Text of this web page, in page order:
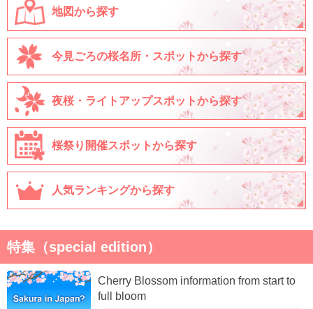
地図から探す
今見ごろの桜名所・スポットから探す
夜桜・ライトアップスポットから探す
桜祭り開催スポットから探す
人気ランキングから探す
特集（special edition）
Cherry Blossom information from start to
full bloom